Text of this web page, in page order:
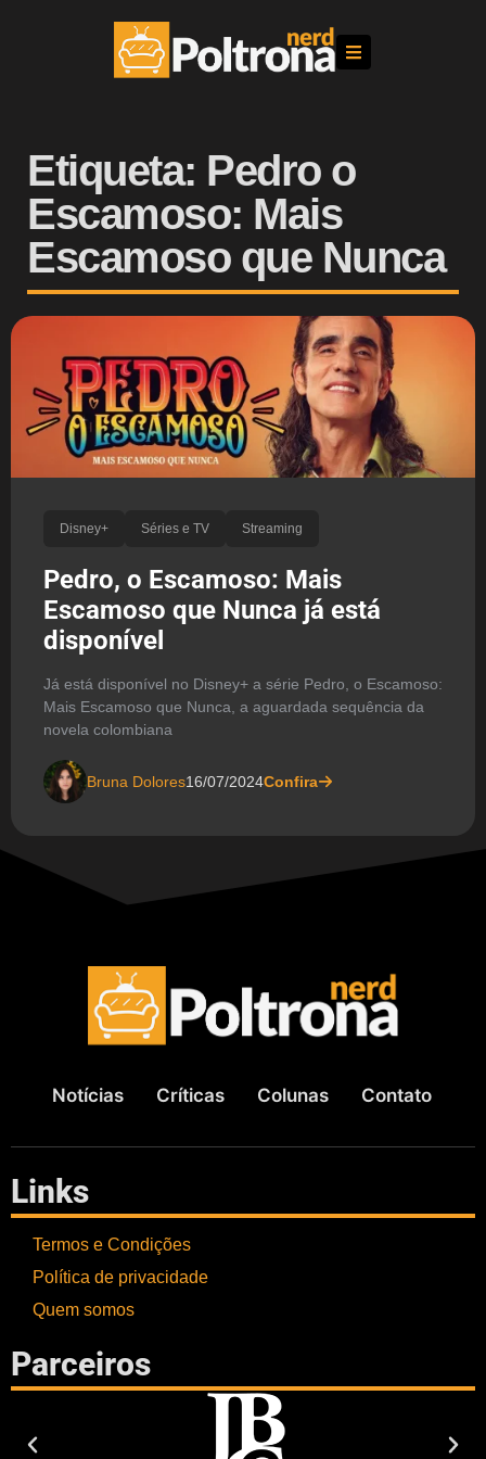
Etiqueta: Pedro o
Escamoso: Mais
Escamoso que Nunca
Disney+ Séries e TV Streaming
Pedro, o Escamoso: Mais
Escamoso que Nunca já está
disponível
Já está disponível no Disney+ a série Pedro, o Escamoso:
Mais Escamoso que Nunca, a aguardada sequência da
novela colombiana
Bruna Dolores16/07/2024Confira
Notícias Críticas Colunas Contato
Links
Termos e Condições
Política de privacidade
Quem somos
Parceiros